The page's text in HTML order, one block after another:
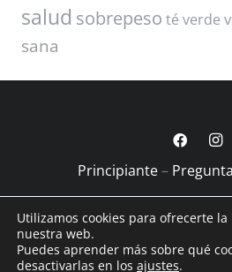
salud sobrepeso té verde
sana
Principiante–
Captamos talento
Aviso Legal
Utilizamos cookies para ofrecerte
nuestra web.
Puedes aprender más sobre qué
desactivarlas en los ajustes.